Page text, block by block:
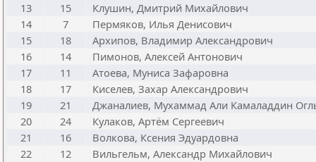
13
15
Клушин, Дмитрий Михайлович
14
7
Пермяков, Илья Денисович
15
18
Архипов, Владимир Александрович
16
14
Пимонов, Алексей Антонович
17
11
Атоева, Муниса Зафаровна
18
17
Киселев, Захар Александрович
19
21
Джаналиев, Мухаммад Али Камаладдин
20
24
Кулаков, Артём Сергеевич
21
16
Волкова, Ксения Эдуардовна
22
12
Вильгельм, Александр Михайлович